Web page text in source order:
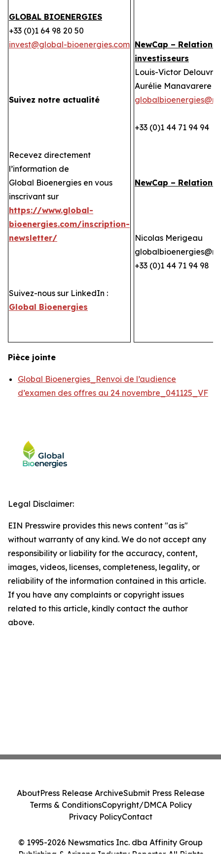
GLOBAL BIOENERGIES
+33 (0)1 64 98 20 50
invest@global-bioenergies.com
Suivez notre actualité
Recevez directement
l’information de
Global Bioenergies en vous
inscrivant sur
https://www.global-
bioenergies.com/inscription-
newsletter/
Suivez-nous sur LinkedIn :
Global Bioenergies
NewCap – Relations
investisseurs
Louis-Victor
Aurélie Manavarere
+33 (0)1 44 71 94 94
NewCap – Relations
Nicolas Merigeau
+33 (0)1 44 71 94 98
Pièce jointe
Global Bioenergies_Renvoi de l’audience
d’examen des offres au 24 novembre_041125_VF
Legal Disclaimer:
EIN Presswire provides this news content "as is"
without warranty of any kind. We do not accept any
responsibility or liability for the accuracy, content,
images, videos, licenses, completeness, legality, or
reliability of the information contained in this article.
If you have any complaints or copyright issues
related to this article, kindly contact the author
above.
© 1995-2026 Newsmatics Inc. dba Affinity Group
Publishing & Arizona Industry Reporter. All Rights
AboutPress Release ArchiveSubmit Press Release
Terms & ConditionsCopyright/DMCA Policy
Privacy PolicyContact